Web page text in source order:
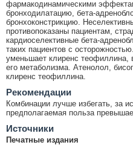
фармакодинамическими
бронходилатацию, бета-
бронхоконстрикцию.
противопоказаны пациентам,
кардиоселективные бета-
таких пациентов с
уменьшает клиренс теофиллина,
его метаболизма. Атенолол,
клиренс теофиллина.
Рекомендации
Комбинации лучше избегать, за
предполагаемая польза
Источники
Печатные издания